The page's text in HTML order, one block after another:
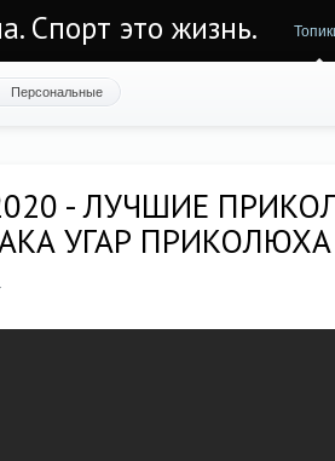
Спорт это жизнь.
Персональные
- ЛУЧШИЕ
УГАР ПРИКОЛЮХА